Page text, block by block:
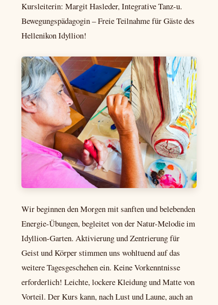
Kursleiterin: Margit Hasleder, Integrative Tanz-u.
Bewegungspädagogin – Freie Teilnahme für Gäste des
Hellenikon Idyllion!
Wir beginnen den Morgen mit sanften und belebenden
Energie-Übungen, begleitet von der Natur-Melodie im
Idyllion-Garten. Aktivierung und Zentrierung für
Geist und Körper stimmen uns wohltuend auf das
weitere Tagesgeschehen ein. Keine Vorkenntnisse
erforderlich! Leichte, lockere Kleidung und Matte von
Vorteil. Der Kurs kann, nach Lust und Laune, auch an